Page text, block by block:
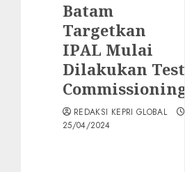
Batam
Targetkan
IPAL Mulai
Dilakukan Test
Commissioning
REDAKSI KEPRI GLOBAL
25/04/2024